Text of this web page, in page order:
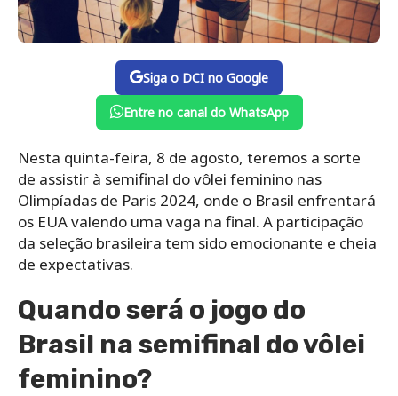
Siga o DCI no Google
Entre no canal do WhatsApp
Nesta quinta-feira, 8 de agosto, teremos a sorte
de assistir à semifinal do vôlei feminino nas
Olimpíadas de Paris 2024, onde o Brasil enfrentará
os EUA valendo uma vaga na final. A participação
da seleção brasileira tem sido emocionante e cheia
de expectativas.
Quando será o jogo do
Brasil na semifinal do vôlei
feminino?